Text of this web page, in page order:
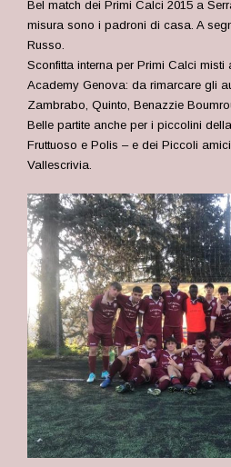
Bel match dei Primi Calci 2015 a
misura sono i padroni di casa. A
Russo.
Sconfitta interna per Primi Calci
Academy Genova: da rimarcare gli
Zambrabo, Quinto, Benazzie
Belle partite anche per i piccolini
Fruttuoso e Polis – e dei Piccoli
Vallescrivia.